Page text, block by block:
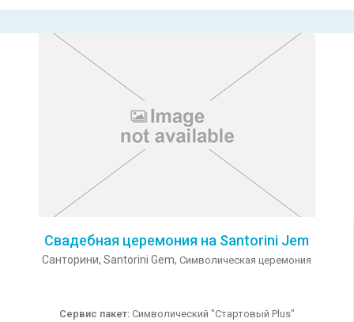
Свадебная церемония на Santorini Jem
Санторини, Santorini Gem, Символическая церемония
Сервис пакет: Символический "Стартовый Plus"